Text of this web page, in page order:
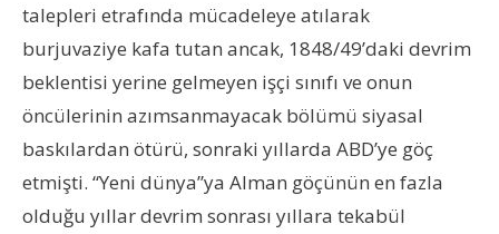
talepleri etrafında mücadeleye atılarak
burjuvaziye kafa tutan ancak, 1848/49’daki devrim
beklentisi yerine gelmeyen işçi sınıfı ve onun
öncülerinin azımsanmayacak bölümü siyasal
baskılardan ötürü, sonraki yıllarda ABD’ye göç
etmişti. “Yeni dünya”ya Alman göçünün en fazla
olduğu yıllar devrim sonrası yıllara tekabül